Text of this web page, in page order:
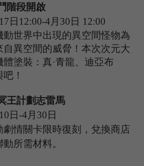
階段開啟
17日 1 2:00-4 月 30日 1 2:00
動世界中出現的異空間怪物為
自異空間的威脅！本次次元大
體塗裝：真·青龍、迪亞布
！
王計劃志雷馬
10日-4 月 30日
劇情關卡限時復刻，兌換商店
所需材料。